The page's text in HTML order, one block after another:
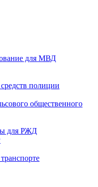
для МВД
полиции
общественного
для РЖД